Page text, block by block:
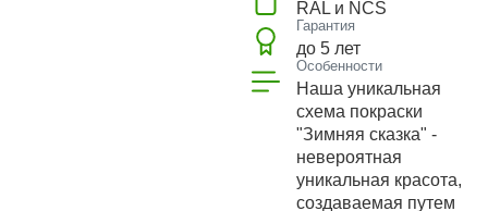
RAL и NCS
Гарантия
до 5 лет
Особенности
Наша уникальная
схема покраски
"Зимняя сказка" -
невероятная
уникальная красота,
создаваемая путем